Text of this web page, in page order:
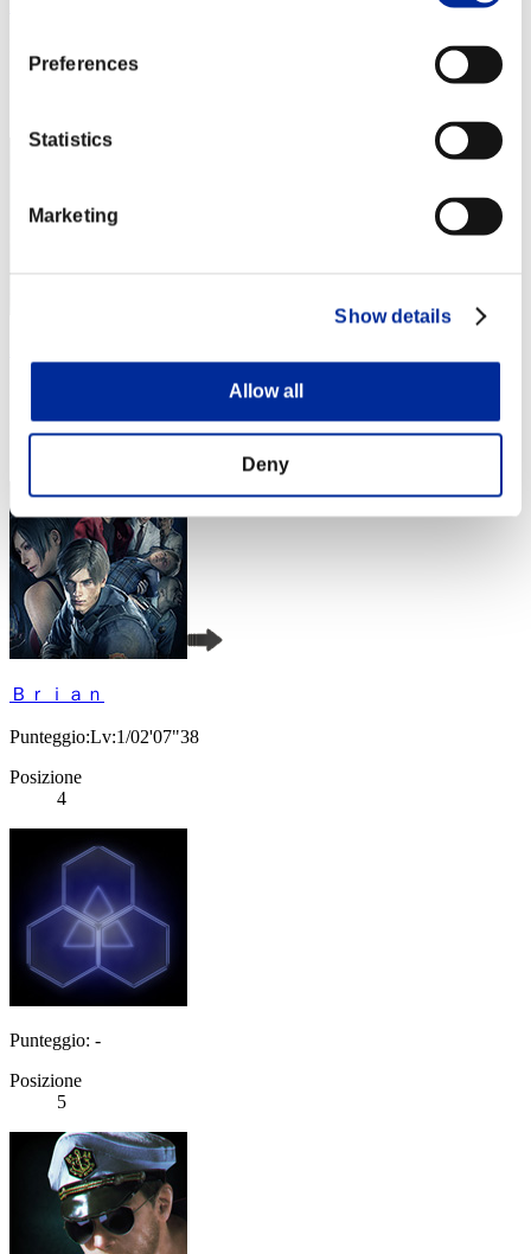
Preferences
Statistics
Marketing
Show details
Allow all
Deny
Posizione
Ｂｒｉａｎ
Punteggio:Lv:1/02'07"38
Posizione
4
Punteggio: -
Posizione
5